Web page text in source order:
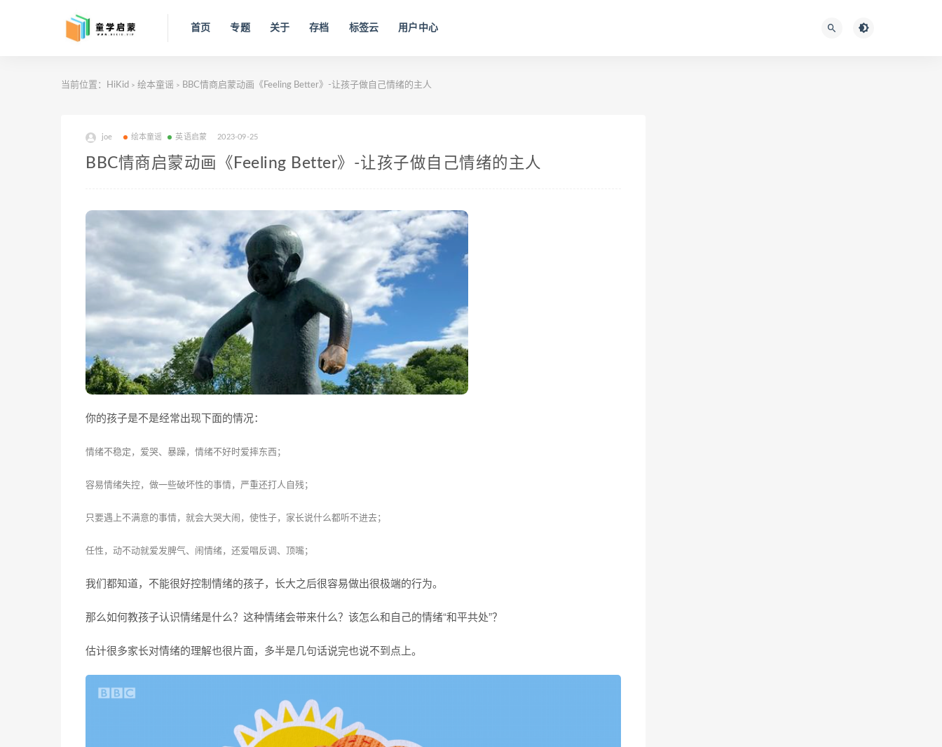
首页 专题 关于 存档 标签云 用户中心
当前位置： HiKid > 绘本童谣 > BBC情商启蒙动画《Feeling Better》-让孩子做自己情绪的主人
joe 绘本童谣 英语启蒙 2023-09-25
BBC情商启蒙动画《Feeling Better》-让孩子做自己情绪的主人
你的孩子是不是经常出现下面的情况：
情绪不稳定，爱哭、暴躁，情绪不好时爱摔东西；
容易情绪失控，做一些破坏性的事情，严重还打人自残；
只要遇上不满意的事情，就会大哭大闹，使性子，家长说什么都听不进去；
任性，动不动就爱发脾气、闹情绪，还爱唱反调、顶嘴；
我们都知道，不能很好控制情绪的孩子，长大之后很容易做出很极端的行为。
那么如何教孩子认识情绪是什么？这种情绪会带来什么？该怎么和自己的情绪“和平共处”？
估计很多家长对情绪的理解也很片面，多半是几句话说完也说不到点上。